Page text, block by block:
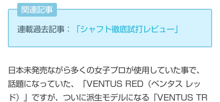
関連記事
連載過去記事： 「シャフト徹底試打レビュー」
日本未発売ながら多くの女子プロが使用していた事で、
話題になっていた、「VENTUS RED（ベンタス レッ
ド）」ですが、ついに派生モデルになる「VENTUS TR